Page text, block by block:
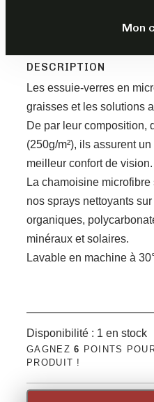
Mon
DESCRIPTION
Les essuie-verres en
graisses et les solutions
De par leur composition,
(250g/m²), ils assurent
meilleur confort de vision.
La chamoisine
nos sprays nettoyants
organiques,
minéraux et solaires.
Lavable en machine à
Disponibilité : 1 en stock
GAGNEZ6 POINTS
PRODUIT !